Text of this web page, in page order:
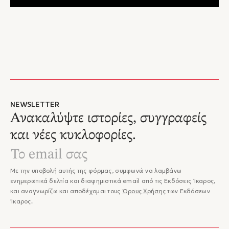
NEWSLETTER
Ανακαλύψτε ιστορίες, συγγραφείς
και νέες κυκλοφορίες.
Με την υποβολή αυτής της φόρμας, συμφωνώ να λαμβάνω
ενημερωτικά δελτία και διαφημιστικά email από τις Εκδόσεις Ίκαρος,
και αναγνωρίζω και αποδέχομαι τους Όρους Χρήσης των Εκδόσεων
Ίκαρος.